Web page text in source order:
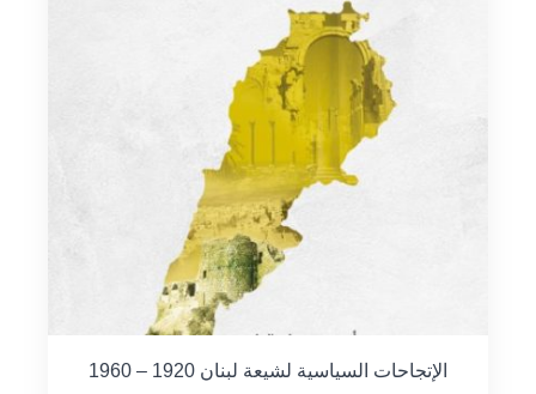
الإتجاحات السياسية لشيعة لبنان 1920 – 1960